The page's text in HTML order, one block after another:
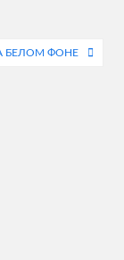
БЕЛОМ ФОНЕ